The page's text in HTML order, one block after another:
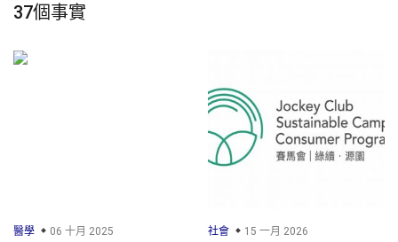
37個事實
醫學 06 十月 2025 社會 15 一月 2026